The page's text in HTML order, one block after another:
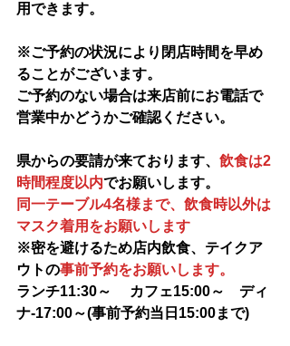
用できます。
※ご予約の状況により閉店時間を早め
ることがございます。
ご予約のない場合は来店前にお電話で
営業中かどうかご確認ください。
県からの要請が来ております、 飲食は2
時間程度以内でお願いします。
同一テーブル4名様まで、飲食時以外は
マスク着用をお願いします
※密を避けるため店内飲食、テイクア
ウトの事前予約をお願いします。
ランチ11:30～ 　カフェ15:00～　ディ
ナ-17:00～(事前予約当日15:00まで)